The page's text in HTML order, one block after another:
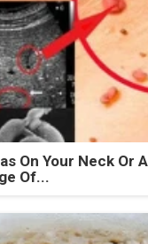
On Your Neck Or
Of...